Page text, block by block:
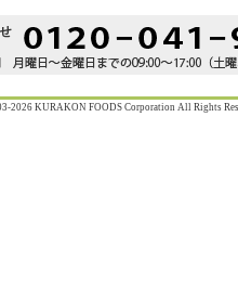
2026 KURAKON FOODS Corporation All Rights